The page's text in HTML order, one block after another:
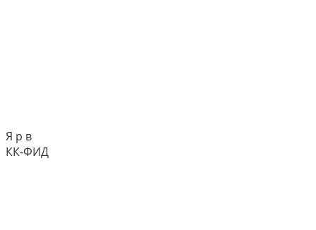
Я р в
КК-ФИД